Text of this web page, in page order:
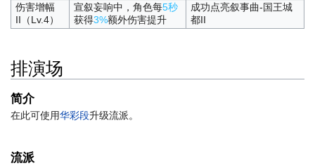
伤害增幅
II（Lv.4）
宣叙妄响中，角色每5秒
获得3%额外伤害提升
成功点亮叙事曲-国王城
都II
排演场
简介
在此可使用华彩段升级流派。
流派